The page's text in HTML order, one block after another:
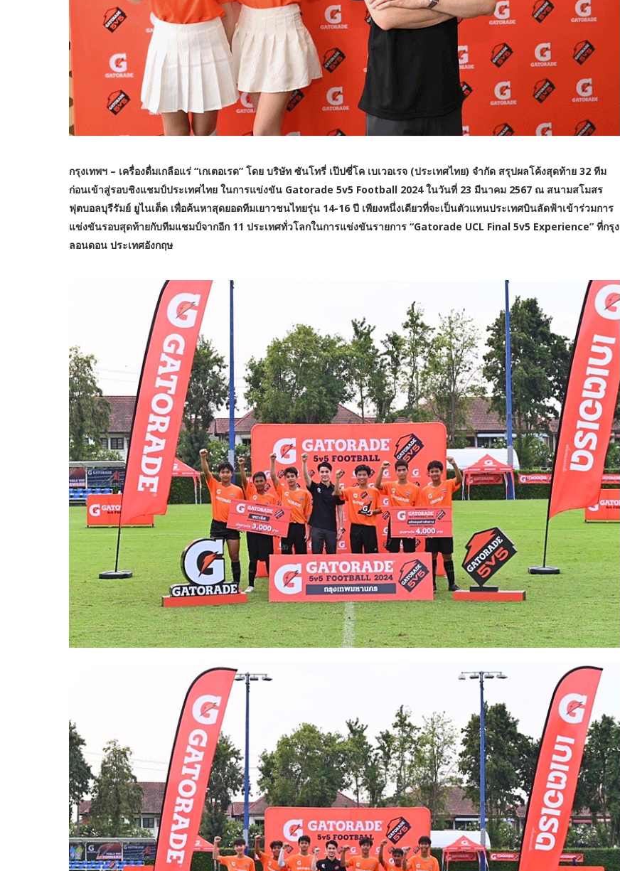
กรุงเทพฯ – เครื่องดื่มเกลือแร่ “เกเตอเรด” โดย บริษัท ซันโทรี่ เป๊ปซี่โค เบเวอเรจ (ประเทศไทย) จำกัด สรุปผลโค้งสุดท้าย 32 ทีม
ก่อนเข้าสู่รอบชิงแชมป์ประเทศไทย ในการแข่งขัน Gatorade 5v5 Football 2024 ในวันที่ 23 มีนาคม 2567 ณ สนามสโมสร
ฟุตบอลบุรีรัมย์ ยูไนเต็ด เพื่อค้นหาสุดยอดทีมเยาวชนไทยรุ่น 14-16 ปี เพียงหนึ่งเดียวที่จะเป็นตัวแทนประเทศบินลัดฟ้าเข้าร่วมการ
แข่งขันรอบสุดท้ายกับทีมแชมป์จากอีก 11 ประเทศทั่วโลกในการแข่งขันรายการ “Gatorade UCL Final 5v5 Experience” ที่กรุง
ลอนดอน ประเทศอังกฤษ